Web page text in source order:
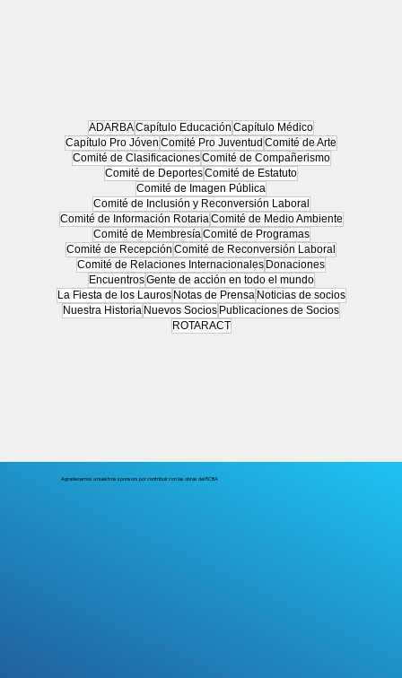
ADARBACapítulo Educación Capítulo Médico
Capítulo Pro Jóven Comité Pro Juventud Comité de Arte
Comité de ClasificacionesComité de Compañerismo
Comité de DeportesComité de Estatuto
Comité de Imagen Pública
Comité de Inclusión y Reconversión Laboral
Comité de Información RotariaComité de Medio Ambiente
Comité de MembresíaComité de Programas
Comité de Recepción Comité de Reconversión Laboral
Comité de Relaciones Internacionales Donaciones
EncuentrosGente de acción en todo el mundo
La Fiesta de los Lauros Notas de Prensa Noticias de socios
Nuestra Historia Nuevos Socios Publicaciones de Socios
ROTARACT
Ovsejevich: “Necesitamos que desde
arriba den el ejemplo de cómo tiene
que ser la sociedad”
Agradecemos a nuestros sponsors por contribuir con las obras del RCBA